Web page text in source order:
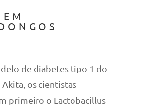
de diabetes tipo 1 do
os cientistas
primeiro o Lactobacillus